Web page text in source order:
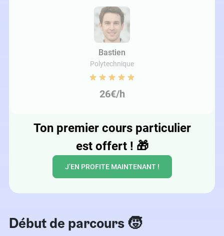
Bastien
Polytechnique
26€/h
Ton premier cours particulier
est offert ! 🎁
J’EN PROFITE MAINTENANT !
Début de parcours 🧒